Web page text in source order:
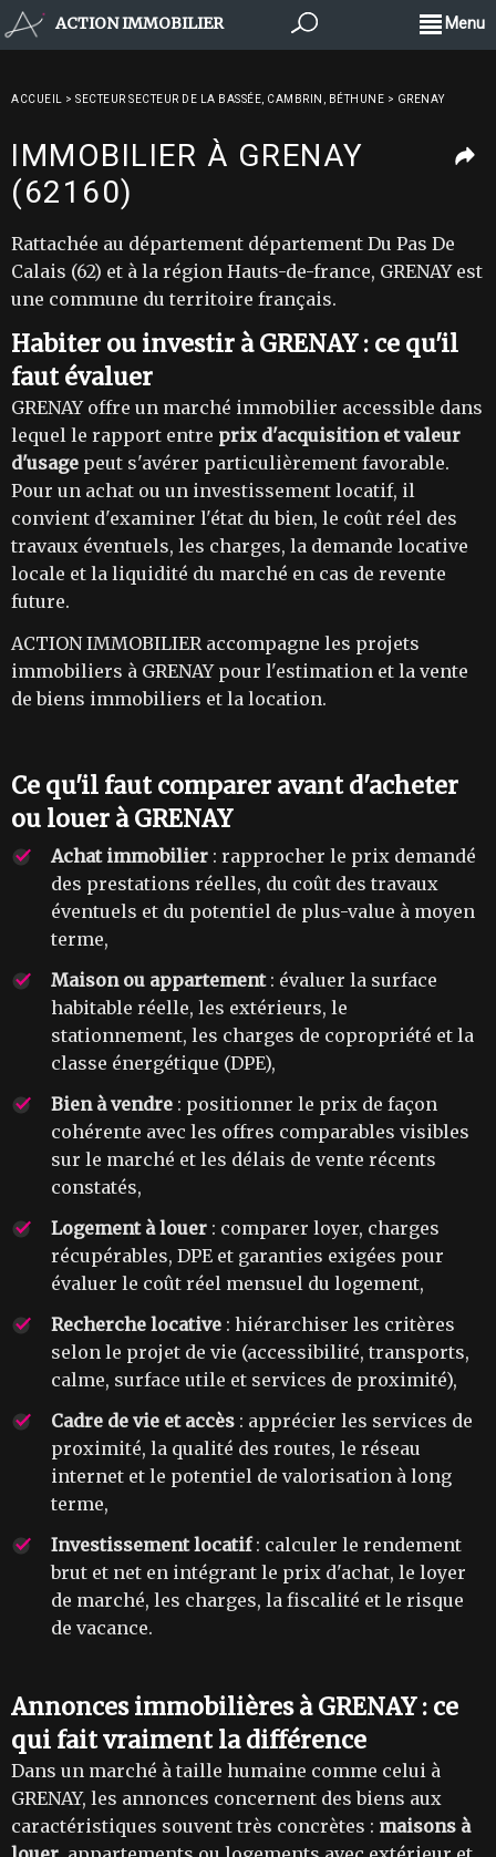
ACTION IMMOBILIER Menu
ACCUEIL > SECTEUR SECTEUR DE LA BASSÉE, CAMBRIN, BÉTHUNE > GRENAY
IMMOBILIER À GRENAY
(62160)
Rattachée au département département Du Pas De
Calais (62) et à la région Hauts-de-france, GRENAY est
une commune du territoire français.
Habiter ou investir à GRENAY : ce qu'il
faut évaluer
GRENAY offre un marché immobilier accessible dans
lequel le rapport entre prix d'acquisition et valeur
d'usage peut s'avérer particulièrement favorable.
Pour un achat ou un investissement locatif, il
convient d'examiner l'état du bien, le coût réel des
travaux éventuels, les charges, la demande locative
locale et la liquidité du marché en cas de revente
future.
ACTION IMMOBILIER accompagne les projets
immobiliers à GRENAY pour l'estimation et la vente
de biens immobiliers et la location.
Ce qu'il faut comparer avant d'acheter
ou louer à GRENAY
Achat immobilier : rapprocher le prix demandé
des prestations réelles, du coût des travaux
éventuels et du potentiel de plus-value à moyen
terme,
Maison ou appartement: évaluer la surface
habitable réelle, les extérieurs, le
stationnement, les charges de copropriété et la
classe énergétique (DPE),
Bien à vendre : positionner le prix de façon
cohérente avec les offres comparables visibles
sur le marché et les délais de vente récents
constatés,
Logement à louer : comparer loyer, charges
récupérables, DPE et garanties exigées pour
évaluer le coût réel mensuel du logement,
Recherche locative : hiérarchiser les critères
selon le projet de vie (accessibilité, transports,
calme, surface utile et services de proximité),
Cadre de vie et accès : apprécier les services de
proximité, la qualité des routes, le réseau
internet et le potentiel de valorisation à long
terme,
Investissement locatif: calculer le rendement
brut et net en intégrant le prix d'achat, le loyer
de marché, les charges, la fiscalité et le risque
de vacance.
Annonces immobilières à GRENAY : ce
qui fait vraiment la différence
Dans un marché à taille humaine comme celui à
GRENAY, les annonces concernent des biens aux
caractéristiques souvent très concrètes : maisons à